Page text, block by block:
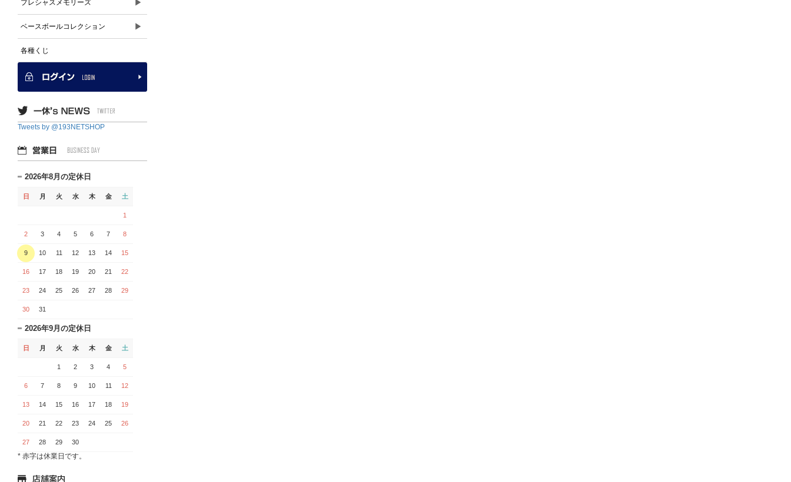
プレシャスメモリーズ ▶
ベースボールコレクション ▶
各種くじ
Tweets by @193NETSHOP
2026年8月の定休日
日 月 火 水 木 金 土
1
2 3 4 5 6 7 8
9 10 11 12 13 14 15
16 17 18 19 20 21 22
23 24 25 26 27 28 29
30 31
2026年9月の定休日
日 月 火 水 木 金 土
1 2 3 4 5
6 7 8 9 10 11 12
13 14 15 16 17 18 19
20 21 22 23 24 25 26
27 28 29 30
* 赤字は休業日です。